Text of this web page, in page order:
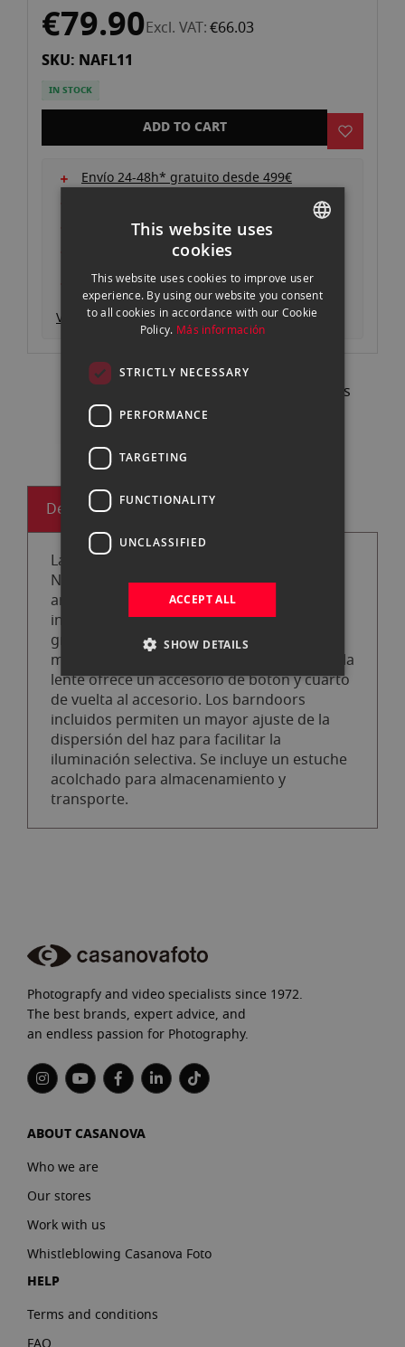
beginning
the
gallery
€79.90Excl. VAT €66.03
SKU: NAFL11
IN STOCK
ADD TO CART
Envío 24-48h* gratuito desde 499€
Pago seguro y autenticado
Garantía oficial
Consigue un descuento entregando tu
equipo actual
Ver descripción producto
Pregunta a nuestros expertos
93 302 73 63 |
Descripción Especificaciones
La lente FL-11 Fresnel para Forza 60 de
NanLite modifica la dispersión del haz
ancho de la luz a un ángulo de haz de
inundación a punto ajustable de 10 a 45
grados. Aprovechando el montaje
modificador de cambio rápido de NanLite, la
lente ofrece un accesorio de botón y cuarto
de vuelta al accesorio. Los barndoors
incluidos permiten un mayor ajuste de la
dispersión del haz para facilitar la
iluminación selectiva. Se incluye un estuche
acolchado para almacenamiento y
transporte.
Photograpfy and video specialists since 1972.
The best brands, expert advice, and
an endless passion for Photography.
ABOUT CASANOVA
Who we are
Our stores
Work with us
Whistleblowing Casanova Foto
HELP
Terms and conditions
ENGLISH
CATALAN
This website uses
cookies
This website uses cookies to improve user
experience. By using our website you consent
to all cookies in accordance with our Cookie
Policy. Más información
STRICTLY NECESSARY
PERFORMANCE
TARGETING
FUNCTIONALITY
UNCLASSIFIED
ACCEPT ALL
SHOW DETAILS